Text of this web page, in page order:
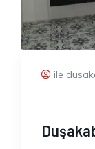
ile